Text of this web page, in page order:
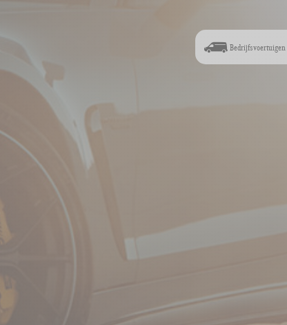
Bedrijfsvoertuigen